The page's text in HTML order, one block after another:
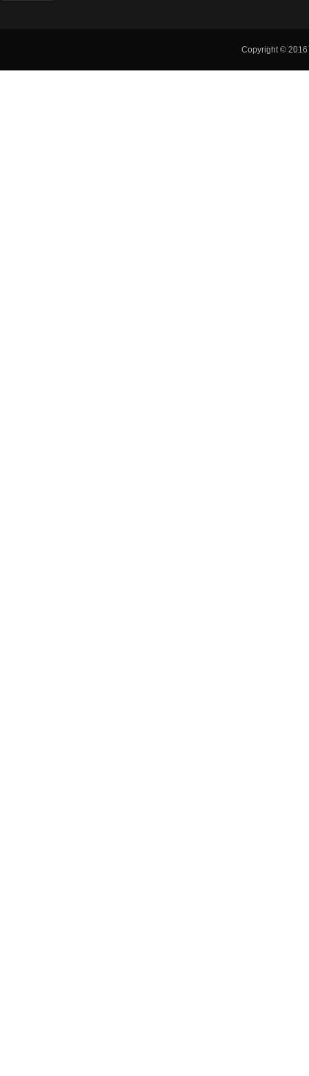
Copyright © 2016
友情链接： Bitpie官网 Bitpie下载 Bitpie钱包 Bitpie钱包官网